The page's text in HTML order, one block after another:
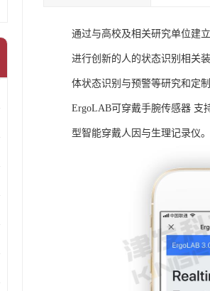
通过与高校及相关研究单位建
进行创新的人的状态识别相关
体状态识别与预警等研究和定制
ErgoLAB可穿戴手腕传感器 支
型智能穿戴人因与生理记录仪。